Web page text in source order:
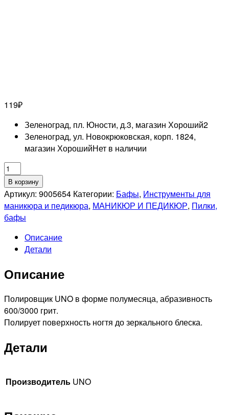
119₽
Зеленоград, пл. Юности, д.3, магазин Хороший2
Зеленоград, ул. Новокрюковская, корп. 1824,
магазин ХорошийНет в наличии
Количество
товара
UNO
Полировщик
полумесяц
грит
В корзину
Артикул: 9005654 Категории: Бафы, Инструменты для
маникюра и педикюра, МАНИКЮР И ПЕДИКЮР, Пилки,
бафы
Описание
Детали
Описание
Полировщик UNO в форме полумесяца, абразивность
600/3000 грит.
Полирует поверхность ногтя до зеркального блеска.
Детали
Производитель UNO